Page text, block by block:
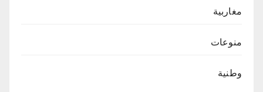
مغاربية
منوعات
وطنية